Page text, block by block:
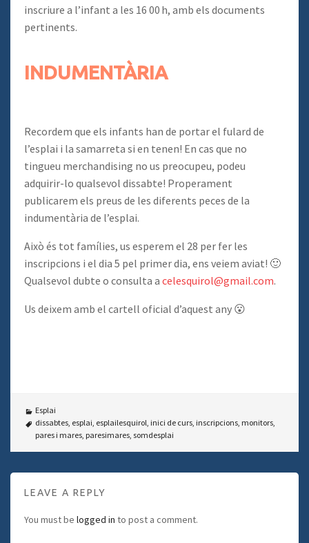
inscriure a l’infant a les 16 00 h, amb els documents
pertinents.
INDUMENTÀRIA
Recordem que els infants han de portar el fulard de
l’esplai i la samarreta si en tenen! En cas que no
tingueu merchandising no us preocupeu, podeu
adquirir-lo qualsevol dissabte! Properament
publicarem els preus de les diferents peces de la
indumentària de l’esplai.
Això és tot famílies, us esperem el 28 per fer les
inscripcions i el dia 5 pel primer dia, ens veiem aviat! 🙂
Qualsevol dubte o consulta a celesquirol@gmail.com.
Us deixem amb el cartell oficial d’aquest any 😮
Esplai
dissabtes, esplai, esplailesquirol, inici de curs, inscripcions, monitors,
pares i mares, paresimares, somdesplai
LEAVE A REPLY
You must be logged in to post a comment.